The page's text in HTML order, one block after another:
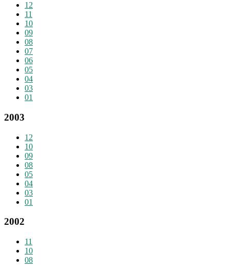
12
11
10
09
08
07
06
05
04
03
01
2003
12
10
09
08
05
04
03
01
2002
11
10
08